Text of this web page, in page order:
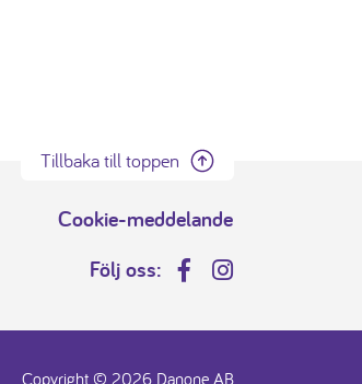
Tillbaka till toppen
Cookie-meddelande
Följ oss:
FacebookInstagram
Copyright © 2026 Danone AB